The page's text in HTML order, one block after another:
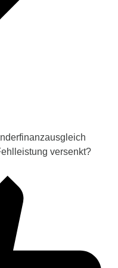
versenkt?